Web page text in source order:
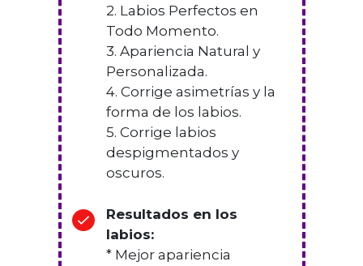
2. Labios Perfectos en
Todo Momento.
3. Apariencia Natural y
Personalizada.
4. Corrige asimetrías y la
forma de los labios.
5. Corrige labios
despigmentados y
oscuros.
Resultados en los
labios:
* Mejor apariencia